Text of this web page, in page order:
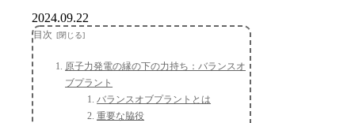
2024.09.22
目次
原子力発電の縁の下の力持ち：バランスオ
ブプラント
バランスオブプラントとは
重要な脇役